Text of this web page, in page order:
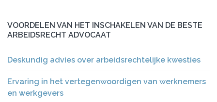
VOORDELEN VAN HET INSCHAKELEN VAN DE BESTE
ARBEIDSRECHT ADVOCAAT
Deskundig advies over arbeidsrechtelijke kwesties
Ervaring in het vertegenwoordigen van werknemers
en werkgevers